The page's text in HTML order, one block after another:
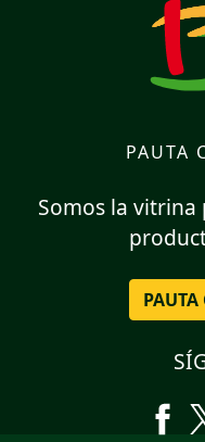
PAUTA
Somos la